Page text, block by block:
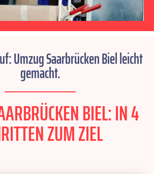
Umzug Saarbrücken Biel leicht
gemacht.
BIEL: IN 4
ZUM ZIEL